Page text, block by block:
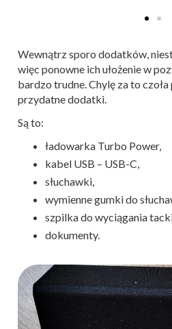
Wewnątrz sporo dodatków,
więc ponowne ich ułożenie w
bardzo trudne. Chylę za to
przydatne dodatki.
Są to:
ładowarka Turbo Power,
kabel USB – USB-C,
słuchawki,
wymienne gumki do
szpilka do wyciągania
dokumenty.